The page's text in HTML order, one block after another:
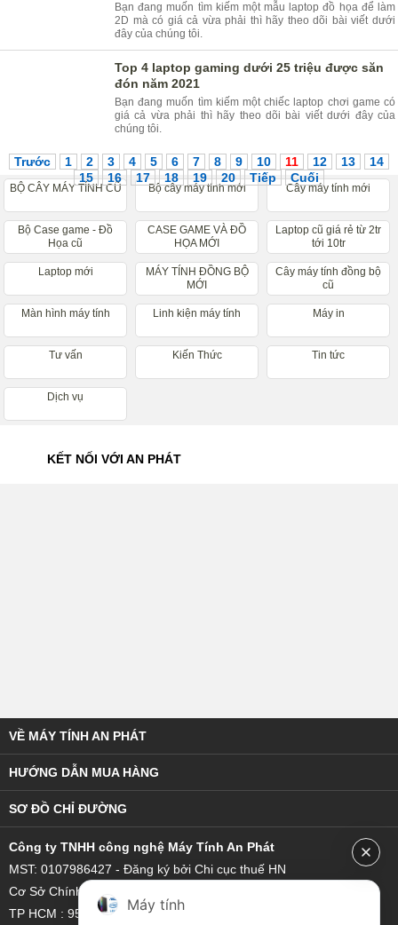
Bạn đang muốn tìm kiếm một mẫu laptop đồ họa để làm
2D mà có giá cả vừa phải thì hãy theo dõi bài viết dưới
đây của chúng tôi.
Top 4 laptop gaming dưới 25 triệu được săn
đón năm 2021
Bạn đang muốn tìm kiếm một chiếc laptop chơi game có
giá cả vừa phải thì hãy theo dõi bài viết dưới đây của
chúng tôi.
Trước 1 2 3 4 5 6 7 8 9 10 11 12 13
14
15
16 17 18 19 20 Tiếp Cuối
BỘ CÂY MÁY TÍNH CŨ Bộ cây máy tính mới Cây máy tính mới
Bộ Case game - Đồ
Họa cũ
CASE GAME VÀ ĐỒ
HỌA MỚI
Laptop cũ giá rẻ từ 2tr
tới 10tr
Laptop mới
MÁY TÍNH ĐỒNG BỘ
MỚI
Cây máy tính đồng bộ
cũ
Màn hình máy tính Linh kiện máy tính Máy in
Tư vấn Kiến Thức Tin tức
Dịch vụ
KẾT NỐI VỚI AN PHÁT
VỀ MÁY TÍNH AN PHÁT
HƯỚNG DẪN MUA HÀNG
SƠ ĐỒ CHỈ ĐƯỜNG
Công ty TNHH công nghệ Máy Tính An Phát
MST: 0107986427 - Đăng ký bởi Chi cục thuế HN
Cơ Sở Chính : Số 19 Ngõ 178 Thái Hà - Đống Đa - Hà Nội
TP HCM : 95/18 Hoàng Bật Đạt, Phường 15, Quận Tân Bình
Máy tính